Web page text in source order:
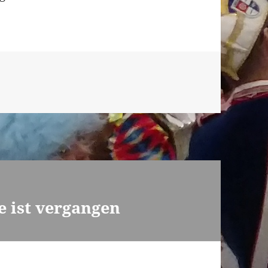
ist vergangen